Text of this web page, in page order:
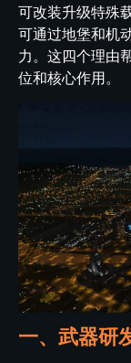
可改装升级特殊
可通过地堡和机
力。这四个理由
位和核心作用。
一、武器研